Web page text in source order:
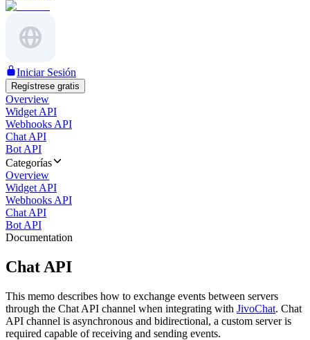
Iniciar Sesión
Regístrese gratis
Overview
Widget API
Webhooks API
Chat API
Bot API
Categorías
Overview
Widget API
Webhooks API
Chat API
Bot API
Documentation
Chat API
This memo describes how to exchange events between servers
through the Chat API channel when integrating with JivoChat. Chat
API channel is asynchronous and bidirectional, a custom server is
required capable of receiving and sending events.